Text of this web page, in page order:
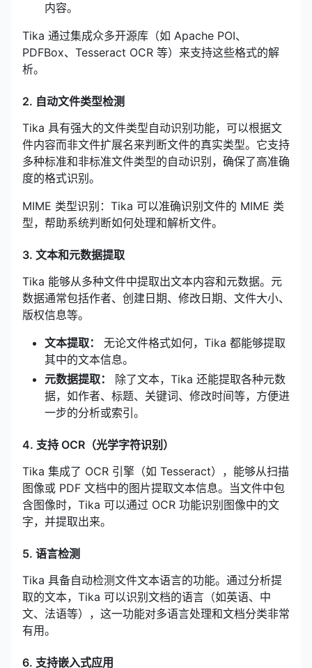
内容。
Tika 通过集成众多开源库（如 Apache POI、
PDFBox、Tesseract OCR 等）来支持这些格式的解
析。
2. 自动文件类型检测
Tika 具有强大的文件类型自动识别功能，可以根据文
件内容而非文件扩展名来判断文件的真实类型。它支持
多种标准和非标准文件类型的自动识别，确保了高准确
度的格式识别。
MIME 类型识别：Tika 可以准确识别文件的 MIME 类
型，帮助系统判断如何处理和解析文件。
3. 文本和元数据提取
Tika 能够从多种文件中提取出文本内容和元数据。元
数据通常包括作者、创建日期、修改日期、文件大小、
版权信息等。
文本提取：
无论文件格式如何，Tika 都能够提取
其中的文本信息。
元数据提取：
除了文本，Tika 还能提取各种元数
据，如作者、标题、关键词、修改时间等，方便进
一步的分析或索引。
4. 支持 OCR（光学字符识别）
Tika 集成了 OCR 引擎（如 Tesseract），能够从扫描
图像或 PDF 文档中的图片提取文本信息。当文件中包
含图像时，Tika 可以通过 OCR 功能识别图像中的文
字，并提取出来。
5. 语言检测
Tika 具备自动检测文件文本语言的功能。通过分析提
取的文本，Tika 可以识别文档的语言（如英语、中
文、法语等），这一功能对多语言处理和文档分类非常
有用。
6. 支持嵌入式应用